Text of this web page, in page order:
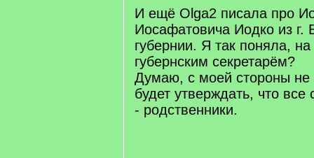
И ещё Olga2 писала про
Иосафатовича Иодко из
губернии. Я так поняла,
губернским секретарём?
Думаю, с моей стороны не
будет утверждать, что
- родственники.